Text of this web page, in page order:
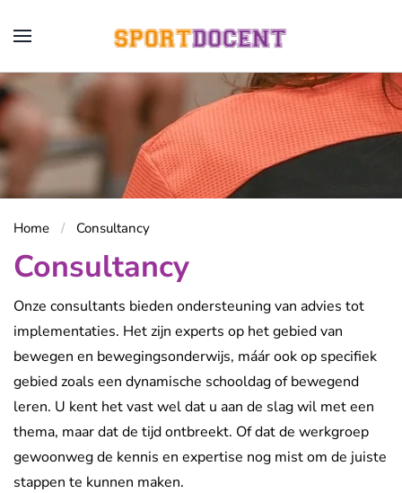
Overslaan en naar de inhoud gaan
Home Consultancy
Consultancy
Onze consultants bieden ondersteuning van advies tot
implementaties. Het zijn experts op het gebied van
bewegen en bewegingsonderwijs, máár ook op specifiek
gebied zoals een dynamische schooldag of bewegend
leren. U kent het vast wel dat u aan de slag wil met een
thema, maar dat de tijd ontbreekt. Of dat de werkgroep
gewoonweg de kennis en expertise nog mist om de juiste
stappen te kunnen maken.